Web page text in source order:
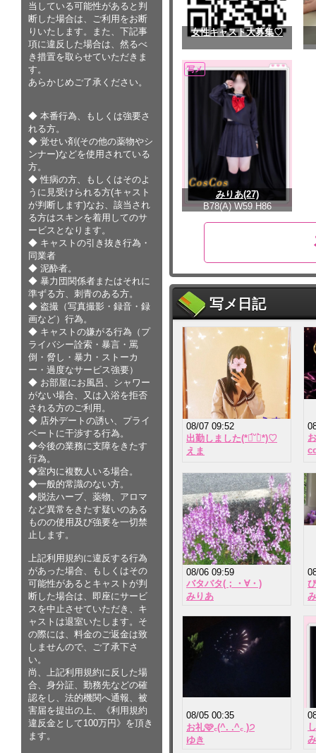
当している可能性があると判
断した場合は、ご利用をお断
りいたします。また、下記事
項に違反した場合は、然るべ
き措置を取らせていただきま
す。
あらかじめご了承ください。
◆ 本番行為、もしくは強要さ
れる方。
◆ 覚せい剤(その他の薬物やシ
ンナー)などを使用されている
方。
◆ 性病の方、もしくはそのよ
うに見受けられる方(キャスト
が判断します)なお、該当され
る方はスキンを着用してのサ
ービスとなります。
◆ キャストの引き抜き行為・
同業者
◆ 泥酔者。
◆ 暴力団関係者またはそれに
準ずる方、刺青のある方。
◆ 盗撮（写真撮影・録音・録
画など）行為。
◆ キャストの嫌がる行為（プ
ライバシー詮索・暴言・罵
倒・脅し・暴力・ストーカ
ー・過度なサービス強要）
◆ お部屋にお風呂、シャワー
がない場合、又は入浴を拒否
される方のご利用。
◆ 店外デートの誘い、プライ
ベートに干渉する行為。
◆今後の業務に支障をきたす
行為。
◆室内に複数人いる場合。
◆一般的常識のない方。
◆脱法ハーブ、薬物、アロマ
など異常をきたす疑いのある
ものの使用及び強要を一切禁
止します。
上記利用規約に違反する行為
があった場合、もしくはその
可能性があるとキャストが判
断した場合は、即座にサービ
スを中止させていただき、キ
ャストは退室いたします。そ
の際には、料金のご返金は致
しませんので、ご了承下さ
い。
尚、上記利用規約に反した場
合、身分証、勤務先などの確
認をし、法的機関へ通報、被
害届を提出の上、《利用規約
違反金として100万円》を頂き
ます。
女性キャスト大募集♡
写メ
みりあ(27)
B78(A) W59 H86
写メ日記
08/07 09:52
出勤しました(*ฅ́˘ฅ̀*)♡
えま
08/06 09:59
バタバタ(；・∀・)
みりあ
08/05 00:35
お礼🩷꜀(^. .^꜀ )੭
ゆき